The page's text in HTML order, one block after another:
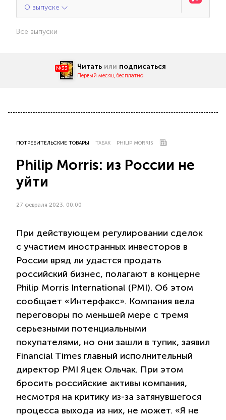
О выпуске
Все выпуски
№33 Читать или подписаться
Первый месяц бесплатно
ПОТРЕБИТЕЛЬСКИЕ ТОВАРЫ ТАБАК PHILIP MORRIS
Philip Morris: из России не
уйти
27 февраля 2023, 00:00
При действующем регулировании сделок
с участием иностранных инвесторов в
России вряд ли удастся продать
российский бизнес, полагают в концерне
Philip Morris International (PMI). Об этом
сообщает «Интерфакс». Компания вела
переговоры по меньшей мере с тремя
серьезными потенциальными
покупателями, но они зашли в тупик, заявил
Financial Times главный исполнительный
директор PMI Яцек Ольчак. При этом
бросить российские активы компания,
несмотря на критику из-за затянувшегося
процесса выхода из них, не может. «Я не